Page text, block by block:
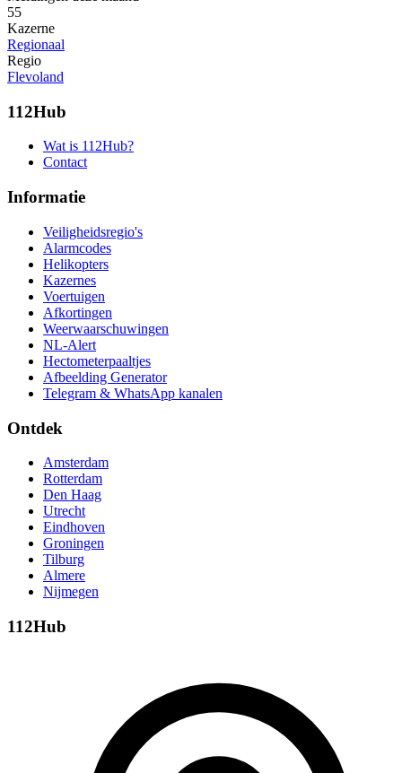
55
Kazerne
Regionaal
Regio
Flevoland
112Hub
Wat is 112Hub?
Contact
Informatie
Veiligheidsregio's
Alarmcodes
Helikopters
Kazernes
Voertuigen
Afkortingen
Weerwaarschuwingen
NL-Alert
Hectometerpaaltjes
Afbeelding Generator
Telegram & WhatsApp kanalen
Ontdek
Amsterdam
Rotterdam
Den Haag
Utrecht
Eindhoven
Groningen
Tilburg
Almere
Nijmegen
112Hub